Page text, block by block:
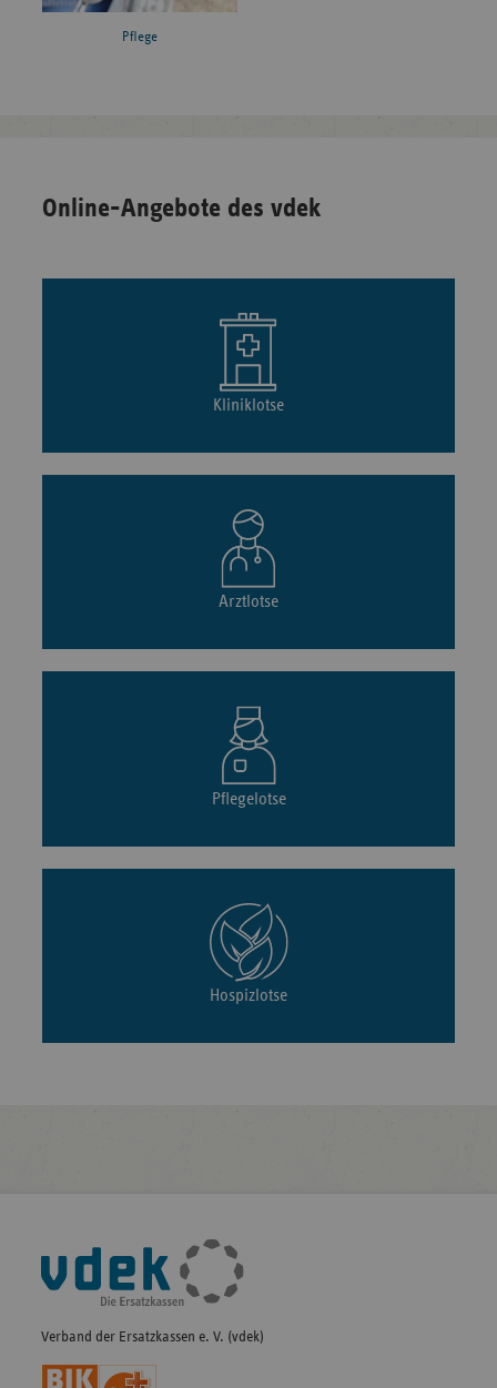
Pflege
Online-Angebote des vdek
Kliniklotse
Arztlotse
Pflegelotse
Hospizlotse
Fußleisten-
Navigation
Verband der Ersatzkassen e. V. (vdek)